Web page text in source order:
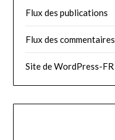
Flux des publications
Flux des commentaires
Site de WordPress-FR